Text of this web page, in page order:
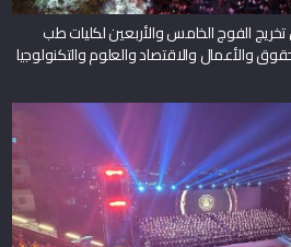
الفوج الخامس والأربعين لكليات طب
والأعمال والاقتصاد والعلوم والتكنولوجيا